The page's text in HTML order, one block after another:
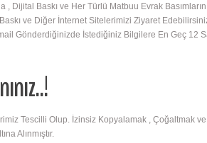
, Dijital Baskı ve Her Türlü Matbuu Evrak
ve Diğer İnternet Sitelerimizi Ziyaret
Gönderdiğinizde İstediğiniz Bilgilere En Geç 12
Tescilli Olup. İzinsiz Kopyalamak , Çoğaltmak ve
Alınmıştır.